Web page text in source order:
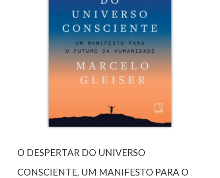
O DESPERTAR DO UNIVERSO
CONSCIENTE, UM MANIFESTO PARA O